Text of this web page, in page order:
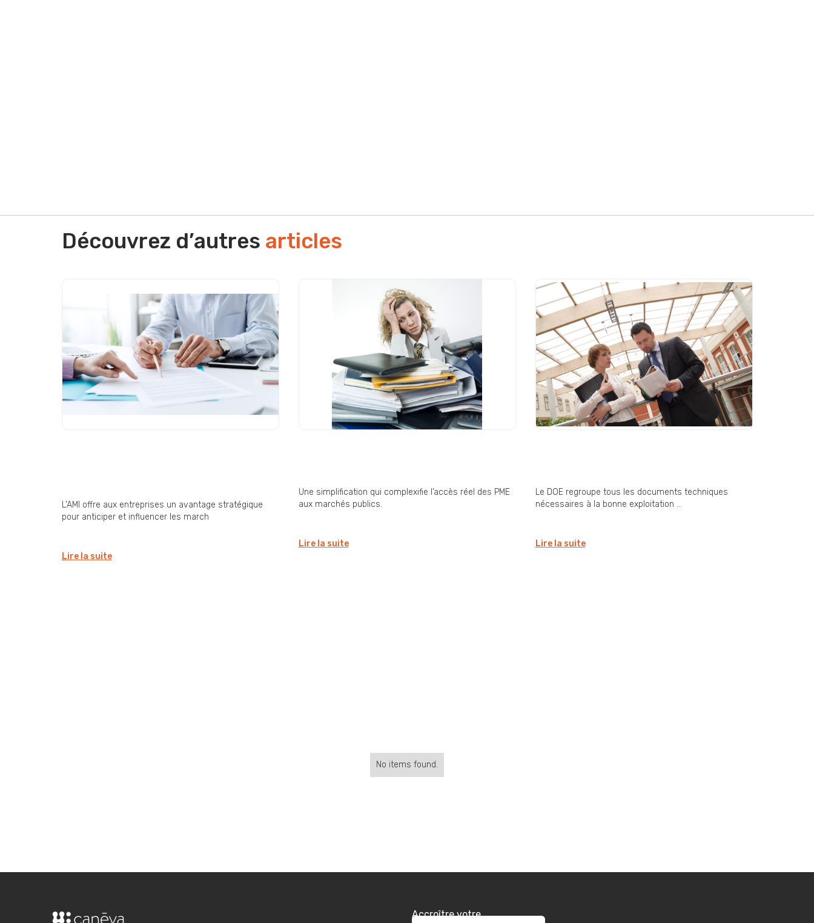
Découvrez d’autres articles
L’AMI offre aux entreprises un avantage stratégique
pour anticiper et influencer les march
Lire la suite
Une simplification qui complexifie l’accès réel des PME
aux marchés publics.
Lire la suite
Le DOE regroupe tous les documents techniques
nécessaires à la bonne exploitation ...
Lire la suite
No items found.
Accroître votre